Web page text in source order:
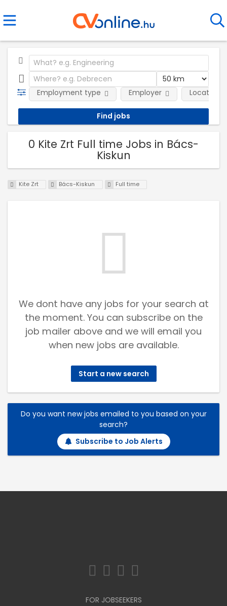
Employment type Employer Location
0 Kite Zrt Full time Jobs in Bács-
Kiskun
Kite Zrt Bács-Kiskun Full time
We dont have any jobs for your search at
the moment. You can subscribe on the
job mailer above and we will email you
when new jobs are available.
Start a new search
Do you want new jobs emailed to you based on your
search?
Subscribe to Job Alerts
FOR JOBSEEKERS